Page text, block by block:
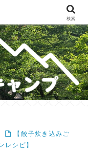
ットサンドレシピのブログ
【餃子炊き込みご
レシピ】
検索